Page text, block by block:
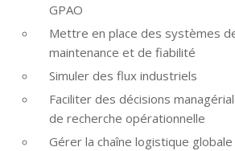
GPAO
Mettre en place des systèmes
maintenance et de fiabilité
Simuler des flux industriels
Faciliter des décisions
de recherche opérationnelle
Gérer la chaîne logistique